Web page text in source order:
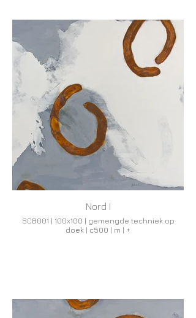
Nord I
SCB001 | 100x100 | gemengde techniek op
doek | c500 | m | +